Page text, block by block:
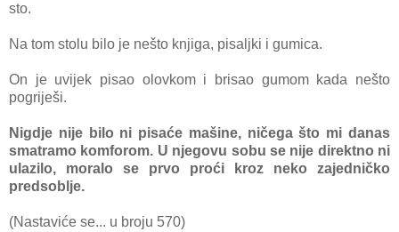
sto.
Na tom stolu bilo je nešto knjiga, pisaljki i gumica.
On je uvijek pisao olovkom i brisao gumom kada nešto
pogriješi.
Nigdje nije bilo ni pisaće mašine, ničega što mi danas
smatramo komforom. U njegovu sobu se nije direktno ni
ulazilo, moralo se prvo proći kroz neko zajedničko
predsoblje.
(Nastaviće se... u broju 570)